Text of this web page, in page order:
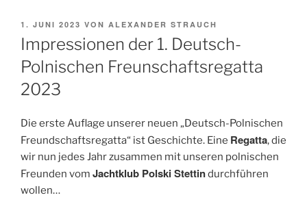
VERÖFFENTLICHT
AM
1. JUNI 2023 VON ALEXANDER STRAUCH
Impressionen der 1. Deutsch-
Polnischen Freunschaftsregatta
2023
Die erste Auflage unserer neuen „Deutsch-Polnischen
Freundschaftsregatta“ ist Geschichte. Eine Regatta, die
wir nun jedes Jahr zusammen mit unseren polnischen
Freunden vom Jachtklub Polski Stettindurchführen
wollen…